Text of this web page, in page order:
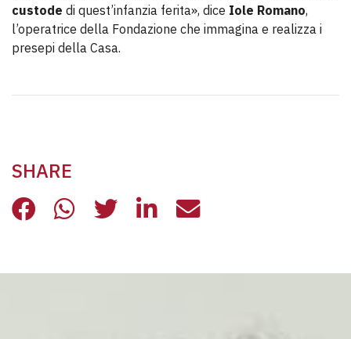
custode di quest’infanzia ferita», dice Iole Romano,
l’operatrice della Fondazione che immagina e realizza i
presepi della Casa.
SHARE
NEL PRESEPE DELLA CASA,
NEL PRESEPE DELLA CASA,
NEL PRESEPE DELLA
NEL PRESEPE DELLA
NEL PRESEPE